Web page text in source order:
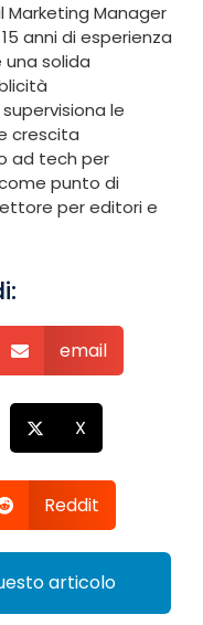
Marketing Manager
anni di esperienza
solida
le
crescita
ad tech per
punto di
per editori e
email
X
Reddit
articolo